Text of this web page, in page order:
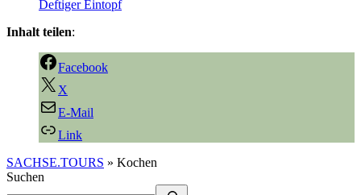
Deftiger Eintopf
Inhalt teilen:
Facebook
X
E-Mail
Link
SACHSE.TOURS » Kochen
Suchen